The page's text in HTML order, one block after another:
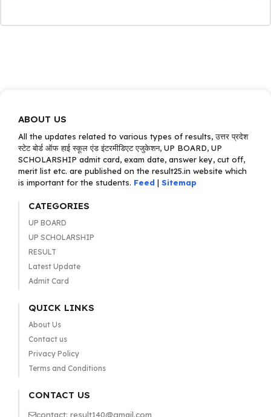
ABOUT US
All the updates related to various types of results, उत्तर प्रदेश
स्टेट बोर्ड ऑफ हाई स्कूल एंड इंटरमीडिएट एजुकेशन, UP BOARD, UP
SCHOLARSHIP admit card, exam date, answer key, cut off,
merit list etc. are published on the result25.in website which
is important for the students. Feed | Sitemap
CATEGORIES
UP BOARD
UP SCHOLARSHIP
RESULT
Latest Update
Admit Card
QUICK LINKS
About Us
Contact us
Privacy Policy
Terms and Conditions
CONTACT US
contact: result140@gmail.com